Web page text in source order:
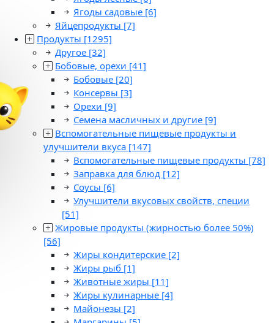
Ягоды садовые [6]
Яйцепродукты [7]
Продукты [1295]
Другое [32]
Бобовые, орехи [41]
Бобовые [20]
Консервы [3]
Орехи [9]
Семена масличных и другие [9]
Вспомогательные пищевые продукты и
улучшители вкуса [147]
Вспомогательные пищевые продукты [78]
Заправка для блюд [12]
Соусы [6]
Улучшители вкусовых свойств, специи
[51]
Жировые продукты (жирностью более 50%)
[56]
Жиры кондитерские [2]
Жиры рыб [1]
Животные жиры [11]
Жиры кулинарные [4]
Майонезы [2]